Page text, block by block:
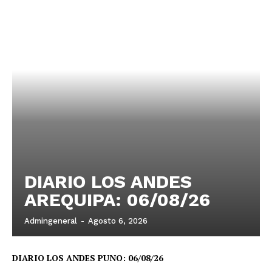
DIARIO LOS ANDES
AREQUIPA: 06/08/26
Admingeneral - Agosto 6, 2026
DIARIO LOS ANDES PUNO: 06/08/26